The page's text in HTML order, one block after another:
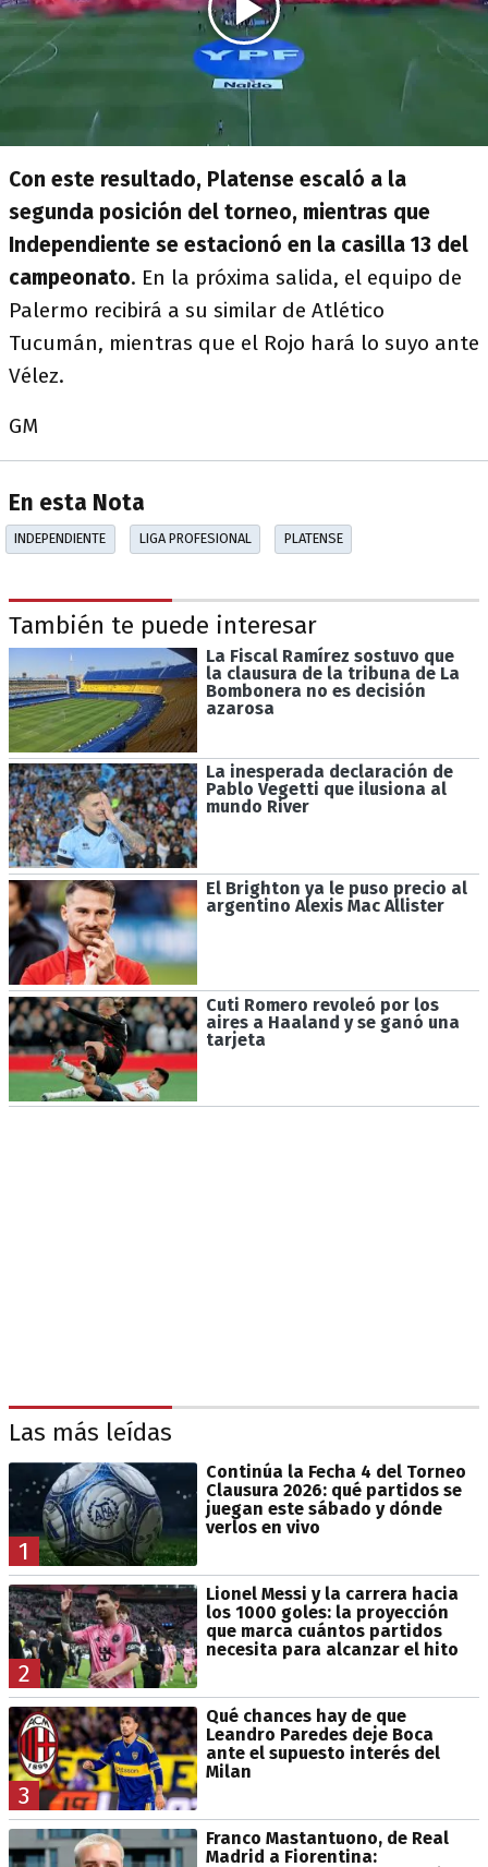
Con este resultado, Platense escaló a la
segunda posición del torneo, mientras que
Independiente se estacionó en la casilla 13 del
campeonato. En la próxima salida, el equipo de
Palermo recibirá a su similar de Atlético
Tucumán, mientras que el Rojo hará lo suyo ante
Vélez.
GM
En esta Nota
INDEPENDIENTE LIGA PROFESIONAL PLATENSE
También te puede interesar
La Fiscal Ramírez sostuvo que
la clausura de la tribuna de La
Bombonera no es decisión
azarosa
La inesperada declaración de
Pablo Vegetti que ilusiona al
mundo River
El Brighton ya le puso precio al
argentino Alexis Mac Allister
Cuti Romero revoleó por los
aires a Haaland y se ganó una
tarjeta
Las más leídas
1
Continúa la Fecha 4 del Torneo
Clausura 2026: qué partidos se
juegan este sábado y dónde
verlos en vivo
2
Lionel Messi y la carrera hacia
los 1000 goles: la proyección
que marca cuántos partidos
necesita para alcanzar el hito
3
Qué chances hay de que
Leandro Paredes deje Boca
ante el supuesto interés del
Milan
Franco Mastantuono, de Real
Madrid a Fiorentina: